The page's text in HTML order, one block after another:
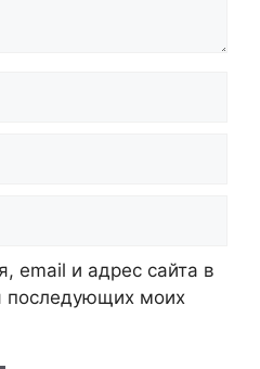
email и адрес сайта в
последующих моих